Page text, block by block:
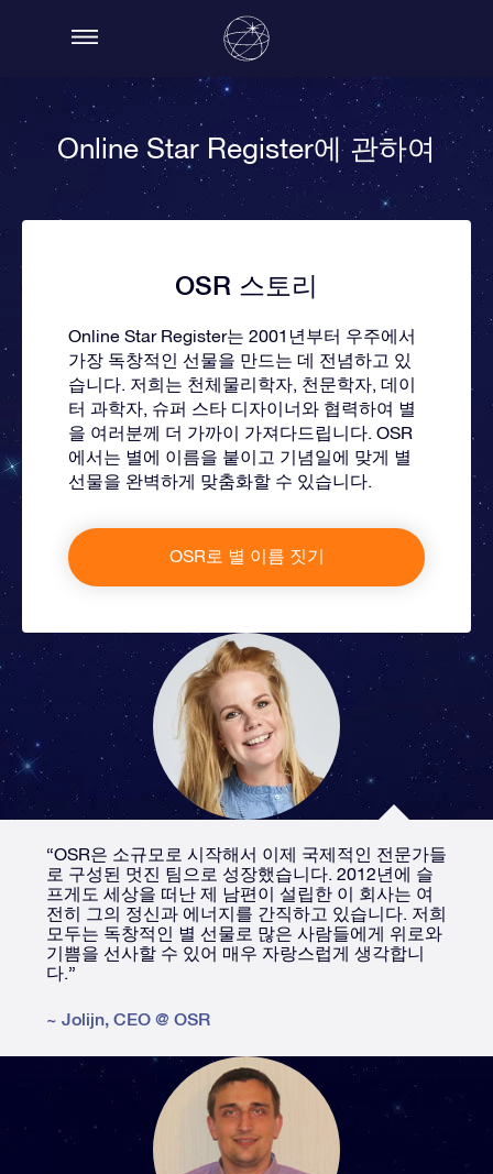
Online Star Register에 관하여
OSR 스토리
Online Star Register는 2001년부터 우주에서
가장 독창적인 선물을 만드는 데 전념하고 있
습니다. 저희는 천체물리학자, 천문학자, 데이
터 과학자, 슈퍼 스타 디자이너와 협력하여 별
을 여러분께 더 가까이 가져다드립니다. OSR
에서는 별에 이름을 붙이고 기념일에 맞게 별
선물을 완벽하게 맞춤화할 수 있습니다.
OSR로 별 이름 짓기
“OSR은 소규모로 시작해서 이제 국제적인 전문가들
로 구성된 멋진 팀으로 성장했습니다. 2012년에 슬
프게도 세상을 떠난 제 남편이 설립한 이 회사는 여
전히 ​​그의 정신과 에너지를 간직하고 있습니다. 저희
모두는 독창적인 별 선물로 많은 사람들에게 위로와
기쁨을 선사할 수 있어 매우 자랑스럽게 생각합니
다.”
~ Jolijn, CEO @ OSR